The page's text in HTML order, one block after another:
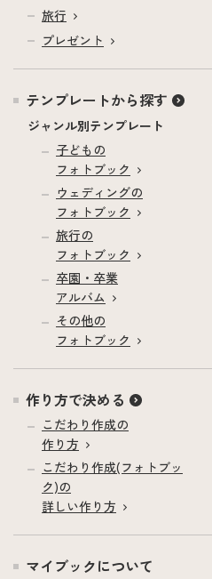
旅行
プレゼント
テンプレートから探す
ジャンル別テンプレート
子どもの
フォトブック
ウェディングの
フォトブック
旅行の
フォトブック
卒園・卒業
アルバム
その他の
フォトブック
作り方で決める
こだわり作成の
作り方
こだわり作成(フォトブッ
ク)の
詳しい作り方
マイブックについて